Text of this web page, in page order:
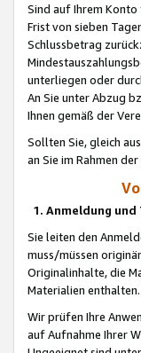
Sind auf Ihrem
Frist von sieben
Schlussbetrag
unterliegen oder
An Sie unter Abzug
Ihnen gemäß der
Sollten Sie, gleich
an Sie im Rahmen
1. Anmeldung
Sie leiten den
muss/müssen
Originalinhalte, die
Materialien
Wir prüfen Ihre
auf Aufnahme Ihrer